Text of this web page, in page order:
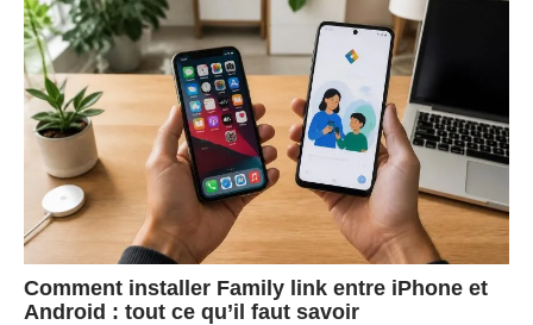
Comment installer Family link entre iPhone et
Android : tout ce qu’il faut savoir